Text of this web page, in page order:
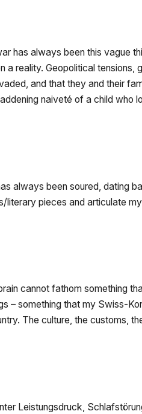
has always been this vague
reality. Geopolitical tensions,
and that they and their
naiveté of a child who
always been soured, dating
pieces and articulate
cannot fathom something
– something that my Swiss-
The culture, the customs,
Leistungsdruck,